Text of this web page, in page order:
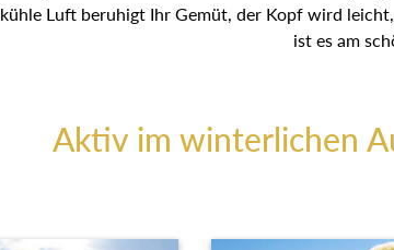
kühle Luft beruhigt Ihr Gemüt, der Kopf wird
ist es am
Aktiv im winterlichen